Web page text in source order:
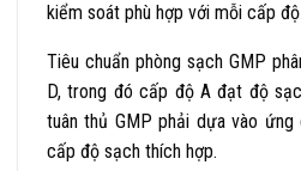
kiểm soát phù hợp với mỗi cấp
Tiêu chuẩn phòng sạch GMP
D, trong đó cấp độ A đạt độ
tuân thủ GMP phải dựa vào
cấp độ sạch thích hợp.